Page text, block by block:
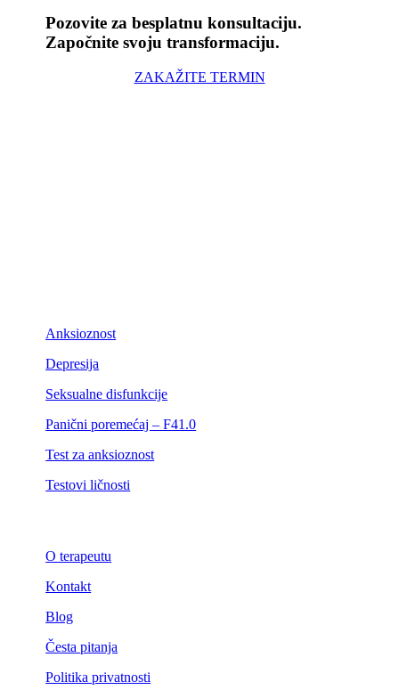
Pozovite za besplatnu konsultaciju.
Započnite svoju transformaciju.
ZAKAŽITE TERMIN
Anksioznost
Depresija
Seksualne disfunkcije
Panični poremećaj – F41.0
Test za anksioznost
Testovi ličnosti
O terapeutu
Kontakt
Blog
Česta pitanja
Politika privatnosti